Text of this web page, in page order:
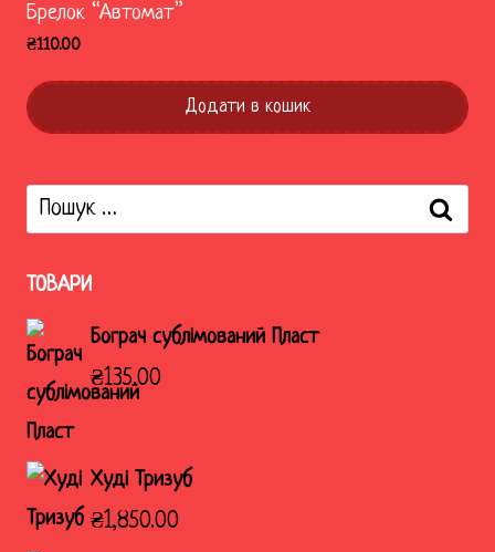
Брелок “Автомат”
₴110.00
Додати в кошик
Пошук:
ТОВАРИ
Бограч сублімований Пласт
₴135.00
Худі Тризуб
₴1,850.00